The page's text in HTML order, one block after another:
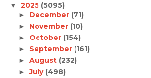
▼ 2025 (5095)
► December (71)
► November (10)
► October (154)
► September (161)
► August (232)
►July (498)